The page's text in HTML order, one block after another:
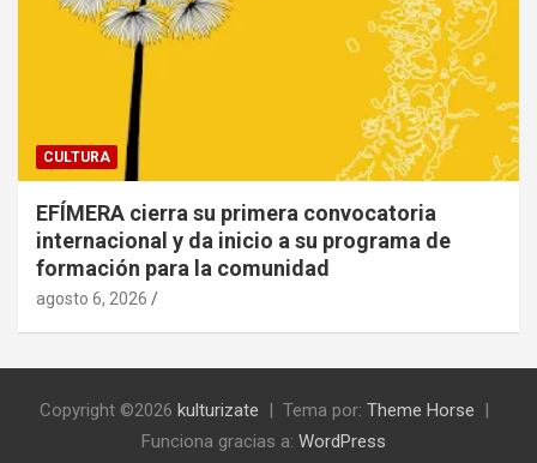
CULTURA
EFÍMERA cierra su primera convocatoria
internacional y da inicio a su programa de
formación para la comunidad
agosto 6, 2026
Copyright ©2026 kulturizate Tema por: Theme Horse
Funciona gracias a: WordPress